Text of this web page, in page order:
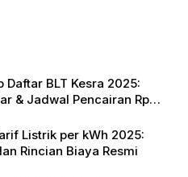
Daftar BLT Kesra 2025:
& Jadwal Pencairan Rp
Listrik per kWh 2025:
Rincian Biaya Resmi